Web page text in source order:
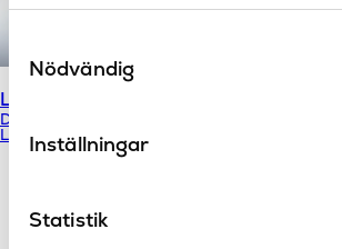
med annan information som
tillhandahållit eller som de
du har använt deras tjänster.
Nödvändig
Inställningar
Statistik
LM spegel ljusfält tvåsidig
Duravit
LM